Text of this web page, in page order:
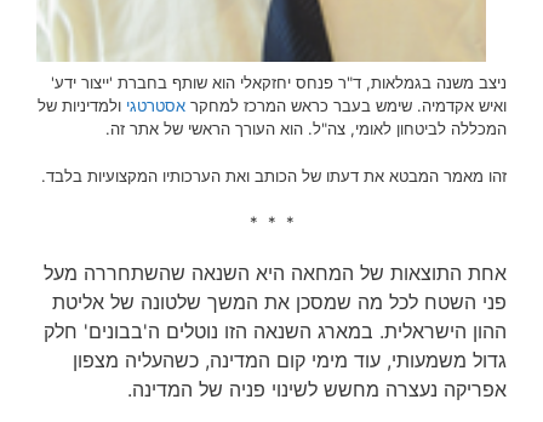
ניצב משנה בגמלאות, ד"ר פנחס יחזקאלי הוא שותף בחברת 'ייצור ידע'
ואיש אקדמיה. שימש בעבר כראש המרכז למחקר אסטרטגי ולמדיניות של
המכללה לביטחון לאומי, צה"ל. הוא העורך הראשי של אתר זה.
זהו מאמר המבטא את דעתו של הכותב ואת הערכותיו המקצועיות בלבד.
* * *
אחת התוצאות של המחאה היא השנאה שהשתחררה מעל
פני השטח לכל מה שמסכן את המשך שלטונה של אליטת
ההון הישראלית. במארג השנאה הזו נוטלים ה'בבונים' חלק
גדול משמעותי, עוד מימי קום המדינה, כשהעליה מצפון
אפריקה נעצרה מחשש לשינוי פניה של המדינה.